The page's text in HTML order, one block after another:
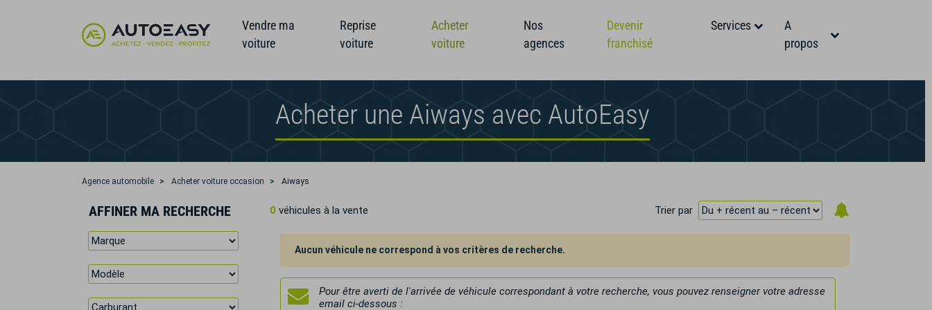
Vendre ma
voiture
Reprise
voiture
Acheter
voiture
Nos
agences
Devenir
franchisé
Services
A
propos
Acheter une Aiways avec AutoEasy
Agence automobile Acheter voiture occasion Aiways
AFFINER MA RECHERCHE 0 véhicules à la vente Trier par
Aucun véhicule ne correspond à vos critères de recherche.
Pour être averti de l'arrivée de véhicule correspondant à votre recherche, vous pouvez renseigner votre adresse
email ci-dessous :